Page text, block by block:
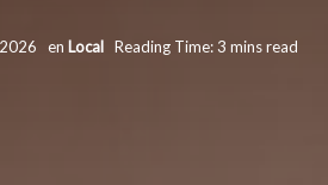
en Local Reading Time: 3 mins read